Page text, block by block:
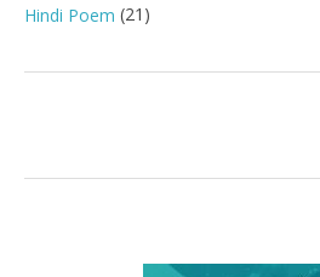
Hindi Poem (21)